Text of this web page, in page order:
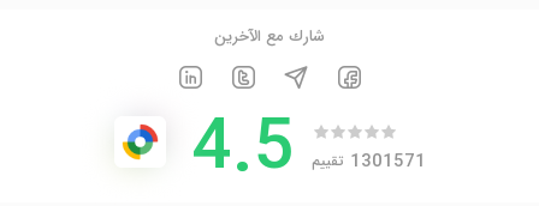
شارك مع الآخرين
1301571 تقييم 4.5